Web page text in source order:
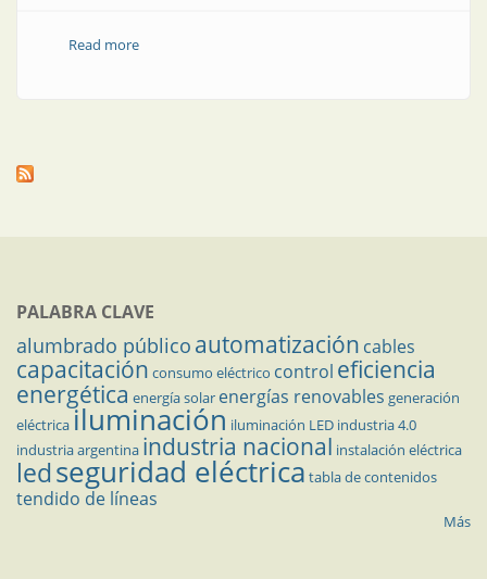
Read moreabout Adiós a Erico Spinadel
PALABRA CLAVE
alumbrado público automatización cables
capacitación consumo eléctrico control eficiencia
energética energía solar energías renovables generación
eléctricailuminación iluminación LED industria 4.0
industria argentina industria nacional instalación eléctrica
ledseguridad eléctrica tabla de contenidos
tendido de líneas
Más